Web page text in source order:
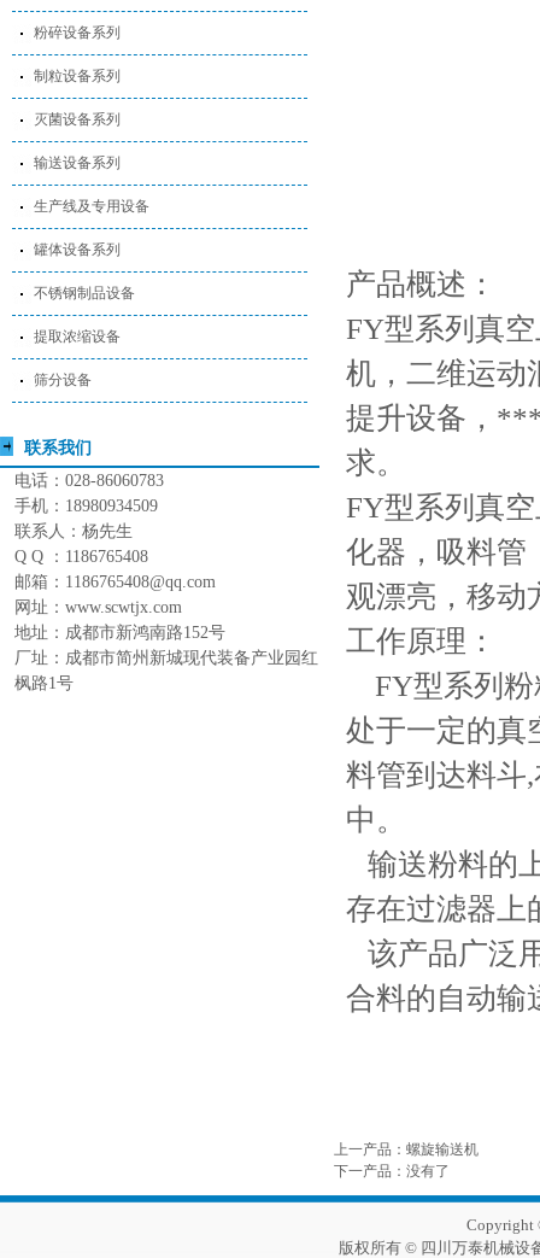
粉碎设备系列
制粒设备系列
灭菌设备系列
输送设备系列
生产线及专用设备
罐体设备系列
不锈钢制品设备
提取浓缩设备
筛分设备
联系我们
电话：028-86060783
手机：18980934509
联系人：杨先生
Q Q ：1186765408
邮箱：1186765408@qq.com
网址：www.scwtjx.com
地址：成都市新鸿南路152号
厂址： 成都市简州新城现代装备产业园红
枫路1号
产品概述：
FY型系列真
机，二维运动
提升设备，
求。
FY型系列真
化器，吸料管
观漂亮，移动
工作原理：
FY型系列粉
处于一定的真
料管到达料斗
中。
输送粉料的
存在过滤器上
该产品广泛
合料的自动输
上一产品 ： 螺旋输送机
下一产品 ：没有了
Copyright
版权所有 © 四川万泰机械设